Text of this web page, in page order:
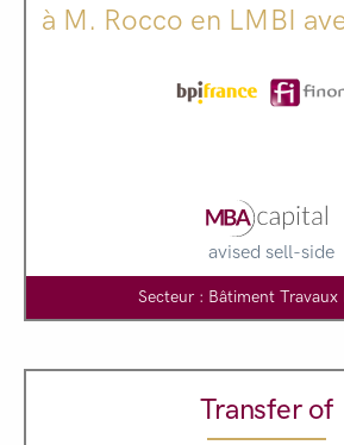
à M. Rocco en LMBI
avised sell-side
Secteur : Bâtiment Travaux
Transfer of